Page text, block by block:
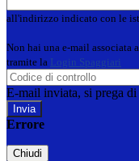
all'indirizzo indicato con le
Non hai una e-mail associata
tramite la Login Spaggiari
E-mail inviata, si prega
Errore
Chiudi